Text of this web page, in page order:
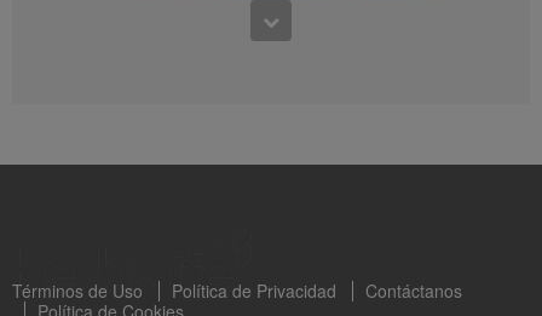
Paso a paso de como preparar un esponajdo de fresas y menta
Términos de Uso Política de Privacidad
Contáctanos